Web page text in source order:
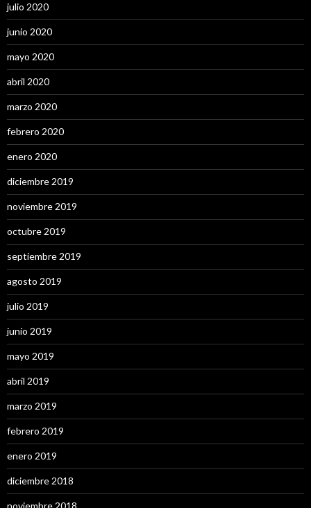
julio 2020
junio 2020
mayo 2020
abril 2020
marzo 2020
febrero 2020
enero 2020
diciembre 2019
noviembre 2019
octubre 2019
septiembre 2019
agosto 2019
julio 2019
junio 2019
mayo 2019
abril 2019
marzo 2019
febrero 2019
enero 2019
diciembre 2018
noviembre 2018